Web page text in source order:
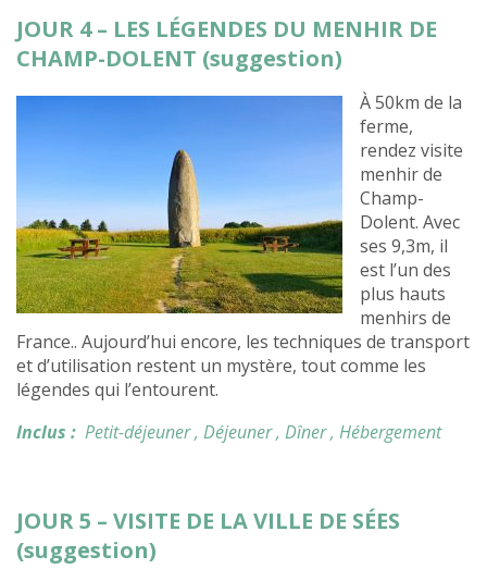
JOUR 4 – LES LÉGENDES DU MENHIR DE
CHAMP-DOLENT (suggestion)
À 50km de la
ferme,
rendez visite
menhir de
Champ-
Dolent. Avec
ses 9,3m, il
est l’un des
plus hauts
menhirs de
France.. Aujourd’hui encore, les techniques de transport
et d’utilisation restent un mystère, tout comme les
légendes qui l’entourent.
Inclus : Petit-déjeuner, Déjeuner, Dîner, Hébergement
JOUR 5 – VISITE DE LA VILLE DE SÉES
(suggestion)